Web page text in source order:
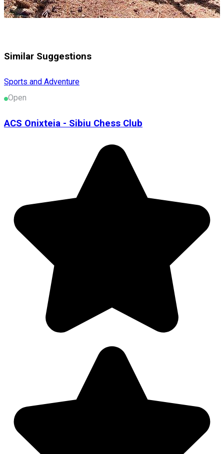
Similar Suggestions
Sports and Adventure
Open
ACS Onixteia - Sibiu Chess Club